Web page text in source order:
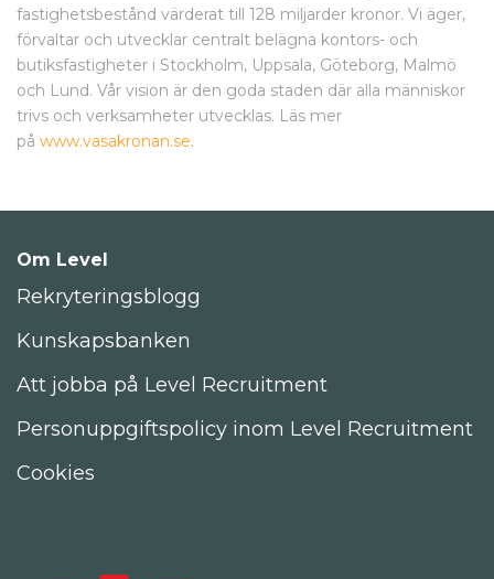
fastighetsbestånd värderat till 128 miljarder kronor. Vi äger,
förvaltar och utvecklar centralt belägna kontors- och
butiksfastigheter i Stockholm, Uppsala, Göteborg, Malmö
och Lund. Vår vision är den goda staden där alla människor
trivs och verksamheter utvecklas. Läs mer
på www.vasakronan.se.
Om Level
Rekryteringsblogg
Kunskapsbanken
Att jobba på Level Recruitment
Personuppgiftspolicy inom Level Recruitment
Cookies